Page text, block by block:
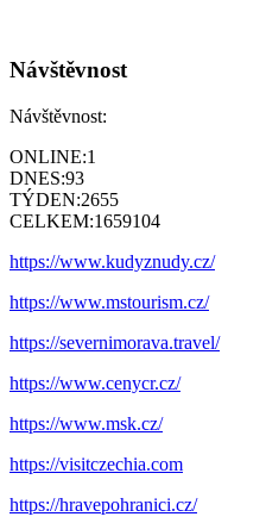
Návštěvnost
Návštěvnost:
ONLINE:1
DNES:93
TÝDEN:2655
CELKEM:1659104
https://www.kudyznudy.cz/
https://www.mstourism.cz/
https://severnimorava.travel/
https://www.cenycr.cz/
https://www.msk.cz/
https://visitczechia.com
https://hravepohranici.cz/